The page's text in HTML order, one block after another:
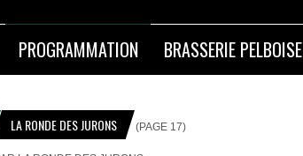
PROGRAMMATION BRASSERIE PELBOISE
LA RONDE DES JURONS (PAGE 17)